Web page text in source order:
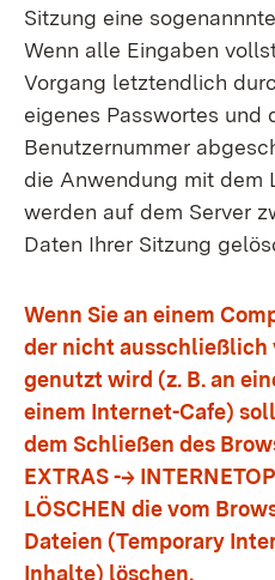
Sitzung eine
Wenn alle Eingaben
Vorgang letztendlich
eigenes Passwortes und
Benutzernummer
die Anwendung mit dem
werden auf dem Server
Daten Ihrer Sitzung
Wenn Sie an einem
der nicht ausschließlich
genutzt wird (z. B. an
einem Internet-Cafe)
dem Schließen des
EXTRAS -->
LÖSCHEN die vom
Dateien (Temporary
Inhalte) löschen.